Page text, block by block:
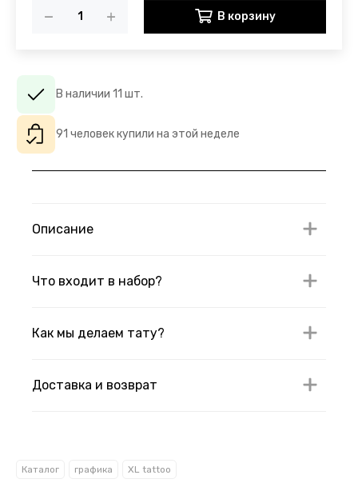
В корзину
В наличии 11 шт.
91 человек купили на этой неделе
Описание
Что входит в набор?
Как мы делаем тату?
Доставка и возврат
Каталог графика XL tattoo